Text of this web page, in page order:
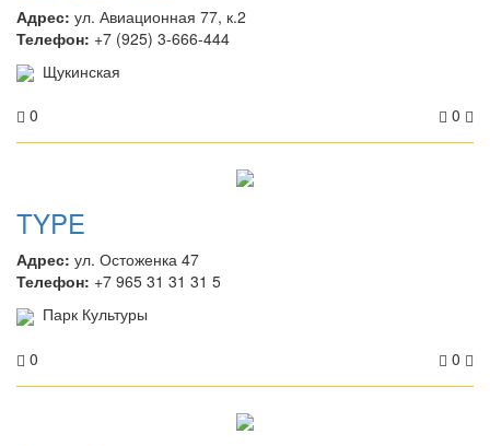
Адрес: ул. Авиационная 77, к.2
Телефон: +7 (925) 3-666-444
Щукинская
0 0
TYPE
Адрес: ул. Остоженка 47
Телефон: +7 965 31 31 31 5
Парк Культуры
0 0